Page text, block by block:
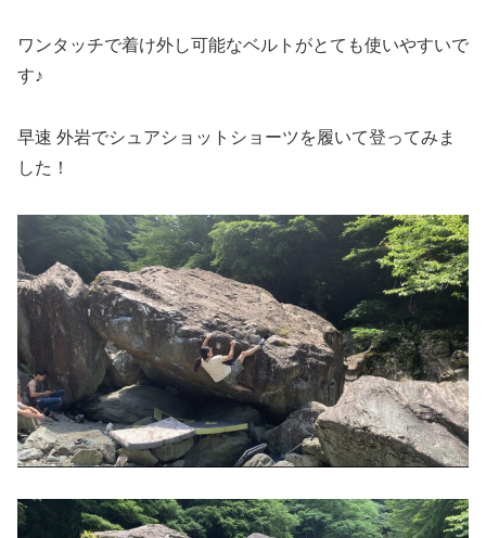
ワンタッチで着け外し可能なベルトがとても使いやすいで
す♪
早速 外岩でシュアショットショーツを履いて登ってみま
した！